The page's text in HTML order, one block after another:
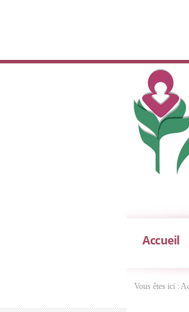
Accueil
Vous êtes ici :